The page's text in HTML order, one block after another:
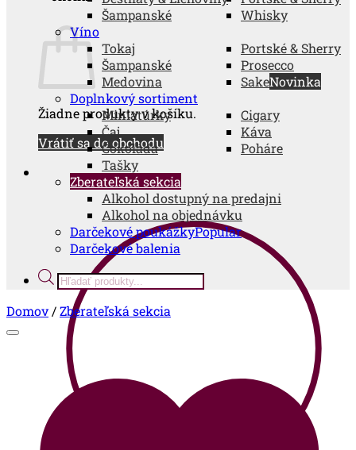
Žiadne produkty v košíku.
Vrátiť sa do obchodu
Šampanské
Whisky
Víno
Tokaj
Portské & Sherry
Šampanské
Prosecco
Medovina
Sake
Doplnkový sortiment
Miniatúrky
Cigary
Čaj
Káva
Čokoláda
Poháre
Tašky
Zberateľská sekcia
Alkohol dostupný na predajni
Alkohol na objednávku
Darčekové poukážky
Darčekové balenia
Products
search
Domov /Zberateľská sekcia